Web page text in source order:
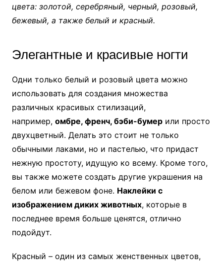
цвета: золотой, серебряный, черный, розовый,
бежевый, а также белый и красный.
Элегантные и красивые ногти
Одни только белый и розовый цвета можно
использовать для создания множества
различных красивых стилизаций,
например, омбре, френч, бэби-бумерили просто
двухцветный. Делать это стоит не только
обычными лаками, но и пастелью, что придаст
нежную простоту, идущую ко всему. Кроме того,
вы также можете создать другие украшения на
белом или бежевом фоне. Наклейки с
изображением диких животных, которые в
последнее время больше ценятся, отлично
подойдут.
Красный – один из самых женственных цветов,